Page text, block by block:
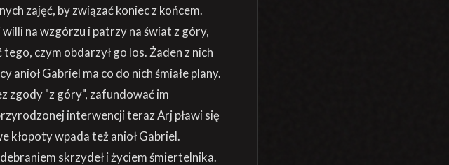
zajęć, by związać koniec z końcem.
na wzgórzu i patrzy na świat z góry,
czym obdarzył go los. Żaden z nich
anioł Gabriel ma co do nich śmiałe plany.
zgody "z góry", zafundować im
interwencji teraz Arj pławi się
kłopoty wpada też anioł Gabriel.
skrzydeł i życiem śmiertelnika.